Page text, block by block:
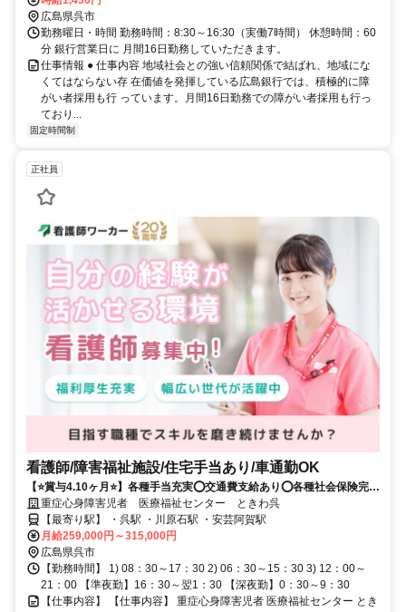
広島県呉市
勤務曜日・時間 勤務時間：8:30～16:30（実働7時間） 休憩時間：60
分 銀行営業日に 月間16日勤務していただきます。
仕事情報 ● 仕事内容 地域社会との強い信頼関係で結ばれ、地域にな
くてはならない存 在価値を発揮している広島銀行では、積極的に障
がい者採用も行 っています。月間16日勤務での障がい者採用も行っ
ており...
固定時間制
正社員
看護師/障害福祉施設/住宅手当あり/車通勤OK
【⭐賞与4.10ヶ月⭐】各種手当充実⭕交通費支給あり⭕各種社会保険完備
⭕明るい雰囲気のキレイな施設です✨
重症心身障害児者 医療福祉センター ときわ呉
【最寄り駅】 ・呉駅 ・川原石駅 ・安芸阿賀駅
月給259,000円～315,000円
広島県呉市
【勤務時間】 1) 08：30～17：30 2) 06：30～15：30 3) 12：00～
21：00 【準夜勤】16：30～翌1：30 【深夜勤】0：30～9：30
【仕事内容】 【仕事内容】 重症心身障害児者 医療福祉センター とき